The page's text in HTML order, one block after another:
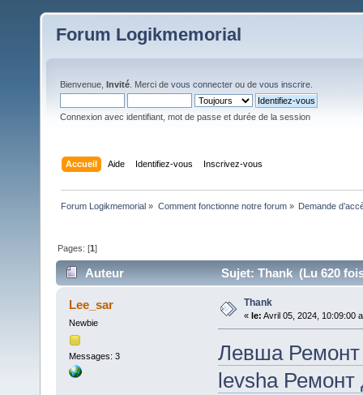
Forum Logikmemorial
Bienvenue, Invité . Merci de vous connecter ou de vous inscrire
Connexion avec identifiant, mot de passe et durée de la session
Accueil Aide Identifiez-vous Inscrivez-vous
Forum Logikmemorial » Comment fonctionne notre forum» Demande
Pages: [1]
Auteur Sujet: Thank (Lu 620
Lee_sar
Newbie
Messages: 3
Thank
« le: Avril 05, 2024, 10:09:00
Левша Ремонт
levsha Ремонт